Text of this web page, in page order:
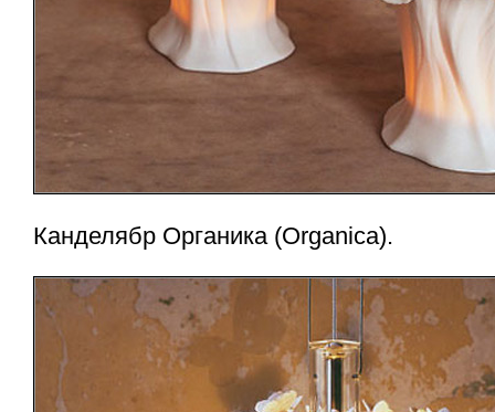
Канделябр Органика (Organica).